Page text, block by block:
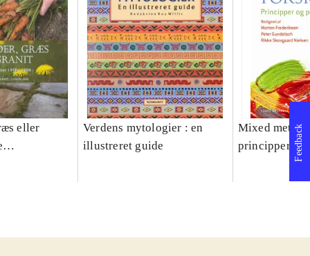
eller
Verdens mytologier : en
illustreret guide
Mixed
principper og
Feedback